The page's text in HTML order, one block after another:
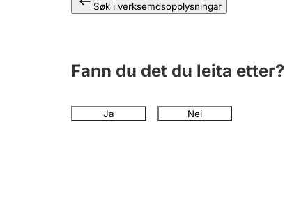
Søk i verksemdsopplysningar
Fann du det du leita etter?
Ja Nei